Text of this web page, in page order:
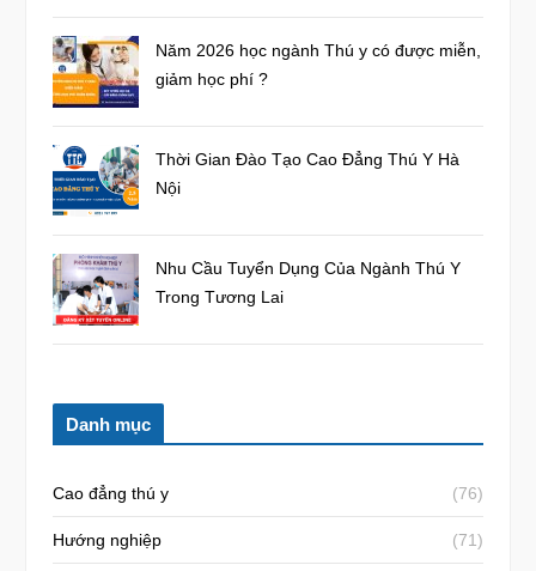
Năm 2026 học ngành Thú y có được miễn,
giảm học phí ?
Thời Gian Đào Tạo Cao Đẳng Thú Y Hà
Nội
Nhu Cầu Tuyển Dụng Của Ngành Thú Y
Trong Tương Lai
Danh mục
Cao đẳng thú y (76)
Hướng nghiệp (71)